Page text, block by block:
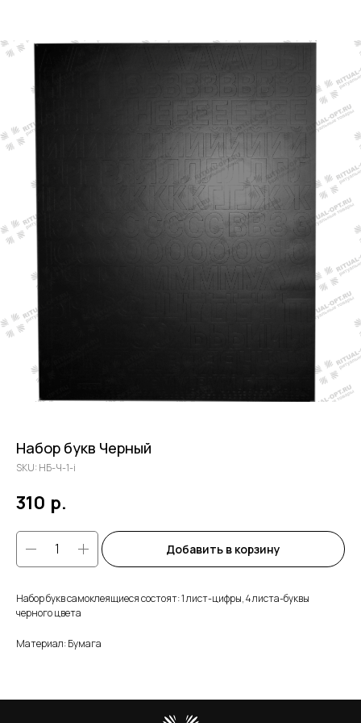
Набор букв Черный
SKU: НБ-Ч-1-i
310 р.
Добавить в корзину
Набор букв самоклеящиеся состоят: 1 лист-цифры, 4 листа-буквы
черного цвета
Материал: Бумага